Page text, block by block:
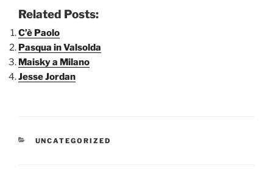
Related Posts:
C’è Paolo
Pasqua in Valsolda
Maisky a Milano
Jesse Jordan
CATEGORIE
UNCATEGORIZED